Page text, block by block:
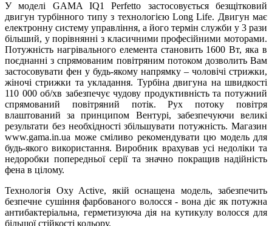
У моделі GAMA IQ1 Perfetto застосовується безщітковий
двигун турбінного типу з технологією Long Life. Двигун має
електронну систему управління, а його термін служби у 3 рази
більший, у порівнянні з класичними професійними моторами.
Потужність нагрівального елемента становить 1600 Вт, яка в
поєднанні з спрямованим повітряним потоком дозволить Вам
застосовувати фен у будь-якому напрямку – чоловічі стрижки,
жіночі стрижки та укладання. Турбіна двигуна на швидкості
110 000 об/хв забезпечує чудову продуктивність та потужний
спрямований повітряний потік. Рух потоку повітря
влаштований за принципом Вентурі, забезпечуючи великі
результати без необхідності збільшувати потужність. Магазин
www.gama.in.ua може сміливо рекомендувати цю модель для
будь-якого використання. Виробник врахував усі недоліки та
недоробки попередньої серії та значно покращив надійність
фена в цілому.
Технологія Oxy Active, якій оснащена модель, забезпечить
безпечне сушіння фарбованого волосся - вона діє як потужна
антибактеріальна, герметизуюча дія на кутикулу волосся для
більшої стійкості кольору.